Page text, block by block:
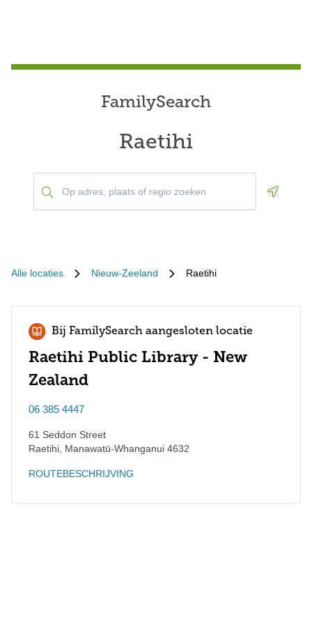
FamilySearch
Raetihi
Alle locaties Nieuw-Zeeland Raetihi
Bij FamilySearch aangesloten locatie
Raetihi Public Library - New
Zealand
06 385 4447
61 Seddon Street
Raetihi Manawatū-Whanganui 4632
ROUTEBESCHRIJVING